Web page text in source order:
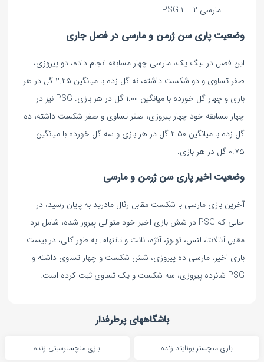
مارسی ۲ – ۱ PSG
وضعیت پاری سن ژرمن و مارسی در فصل جاری
این فصل در لیگ یک، مارسی چهار مسابقه انجام داده، دو پیروزی،
صفر تساوی و دو شکست داشته، نه گل زده با میانگین ۲.۲۵ گل در هر
بازی و چهار گل خورده با میانگین ۱.۰۰ گل در هر بازی. PSG نیز در
چهار مسابقه خود چهار پیروزی، صفر تساوی و صفر شکست داشته، ده
گل زده با میانگین ۲.۵۰ گل در هر بازی و سه گل خورده با میانگین
۰.۷۵ گل در هر بازی.
وضعیت اخیر پاری سن ژرمن و مارسی
آخرین بازی مارسی با شکست مقابل رئال مادرید به پایان رسید، در
حالی که PSG در شش بازی اخیر خود متوالی پیروز شده، شامل برد
مقابل آتالانتا، لنس، تولوز، آنژه، نانت و تاتنهام. به طور کلی، در بیست
بازی اخیر، مارسی ده پیروزی، شش شکست و چهار تساوی داشته و
PSG شانزده پیروزی، سه شکست و یک تساوی ثبت کرده است.
باشگاههای پرطرفدار
بازی منچستر یونایتد زنده بازی منچسترسیتی زنده